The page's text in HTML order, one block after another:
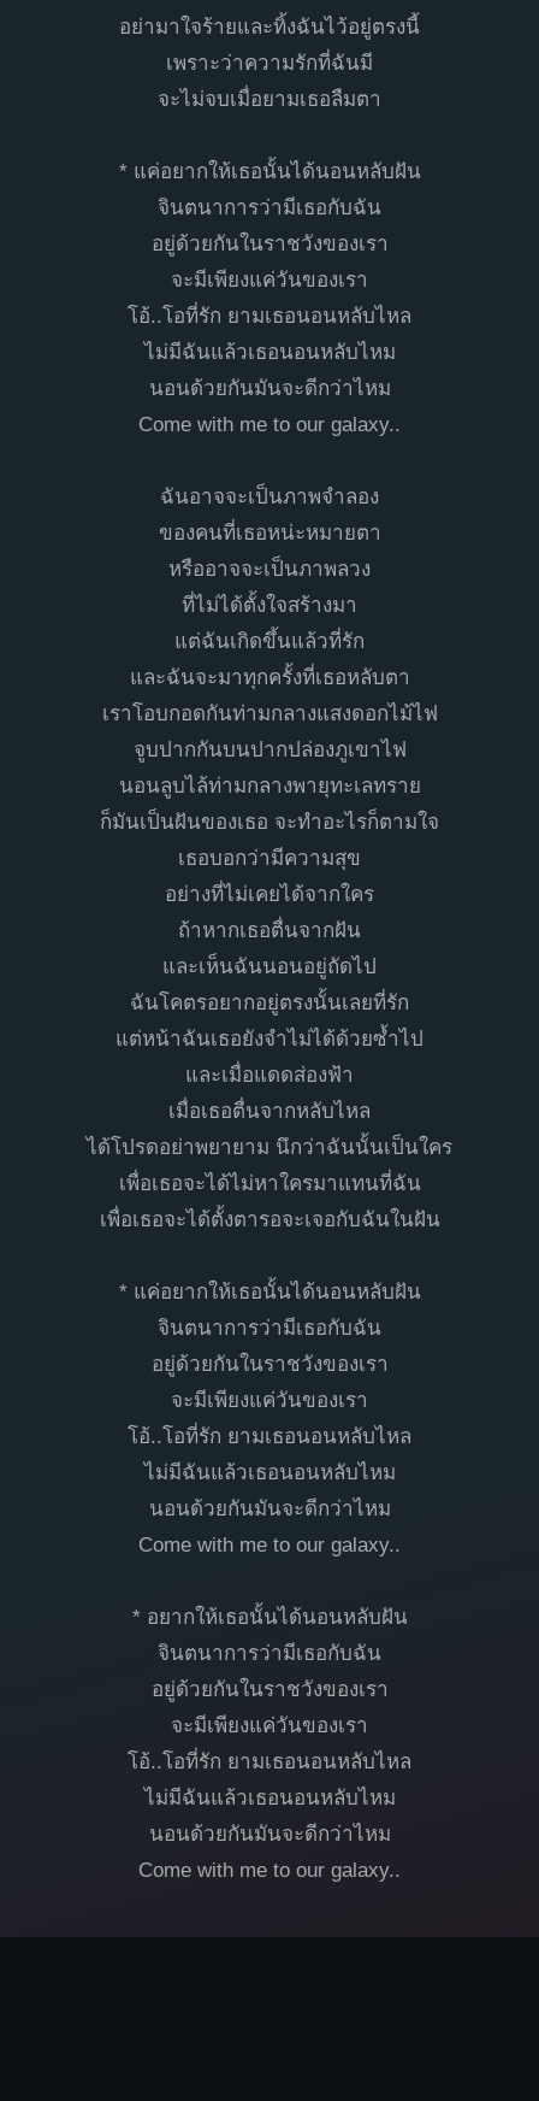
อย่ามาใจร้ายและทิ้งฉันไว้อยู่ตรงนี้
เพราะว่าความรักที่ฉันมี
จะไม่จบเมื่อยามเธอลืมตา
* แค่อยากให้เธอนั้นได้นอนหลับฝัน
จินตนาการว่ามีเธอกับฉัน
อยู่ด้วยกันในราชวังของเรา
จะมีเพียงแค่วันของเรา
โอ้..โอที่รัก ยามเธอนอนหลับไหล
ไม่มีฉันแล้วเธอนอนหลับไหม
นอนด้วยกันมันจะดีกว่าไหม
Come with me to our galaxy..
ฉันอาจจะเป็นภาพจำลอง
ของคนที่เธอหน่ะหมายตา
หรืออาจจะเป็นภาพลวง
ที่ไม่ได้ตั้งใจสร้างมา
แต่ฉันเกิดขึ้นแล้วที่รัก
และฉันจะมาทุกครั้งที่เธอหลับตา
เราโอบกอดกันท่ามกลางแสงดอกไม้ไฟ
จูบปากกันบนปากปล่องภูเขาไฟ
นอนลูบไล้ท่ามกลางพายุทะเลทราย
ก็มันเป็นฝันของเธอ จะทำอะไรก็ตามใจ
เธอบอกว่ามีความสุข
อย่างที่ไม่เคยได้จากใคร
ถ้าหากเธอตื่นจากฝัน
และเห็นฉันนอนอยู่ถัดไป
ฉันโคตรอยากอยู่ตรงนั้นเลยที่รัก
แต่หน้าฉันเธอยังจำไม่ได้ด้วยซ้ำไป
และเมื่อแดดส่องฟ้า
เมื่อเธอตื่นจากหลับไหล
ได้โปรดอย่าพยายาม นึกว่าฉันนั้นเป็นใคร
เพื่อเธอจะได้ไม่หาใครมาแทนที่ฉัน
เพื่อเธอจะได้ตั้งตารอจะเจอกับฉันในฝัน
* แค่อยากให้เธอนั้นได้นอนหลับฝัน
จินตนาการว่ามีเธอกับฉัน
อยู่ด้วยกันในราชวังของเรา
จะมีเพียงแค่วันของเรา
โอ้..โอที่รัก ยามเธอนอนหลับไหล
ไม่มีฉันแล้วเธอนอนหลับไหม
นอนด้วยกันมันจะดีกว่าไหม
Come with me to our galaxy..
* อยากให้เธอนั้นได้นอนหลับฝัน
จินตนาการว่ามีเธอกับฉัน
อยู่ด้วยกันในราชวังของเรา
จะมีเพียงแค่วันของเรา
โอ้..โอที่รัก ยามเธอนอนหลับไหล
ไม่มีฉันแล้วเธอนอนหลับไหม
นอนด้วยกันมันจะดีกว่าไหม
Come with me to our galaxy..